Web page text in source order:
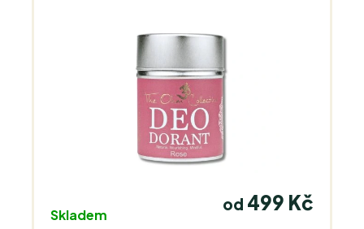
Skladem
od 499 Kč